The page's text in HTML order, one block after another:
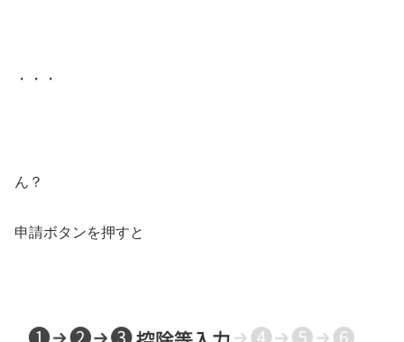
・・・
ん？
申請ボタンを押すと